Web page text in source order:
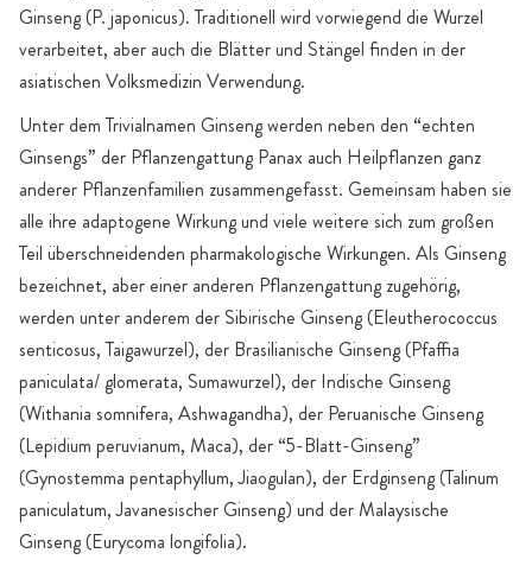
Ginseng (P. japonicus). Traditionell wird vorwiegend die Wurzel
verarbeitet, aber auch die Blätter und Stängel finden in der
asiatischen Volksmedizin Verwendung.
Unter dem Trivialnamen Ginseng werden neben den “echten
Ginsengs” der Pflanzengattung Panax auch Heilpflanzen ganz
anderer Pflanzenfamilien zusammengefasst. Gemeinsam haben sie
alle ihre adaptogene Wirkung und viele weitere sich zum großen
Teil überschneidenden pharmakologische Wirkungen. Als Ginseng
bezeichnet, aber einer anderen Pflanzengattung zugehörig,
werden unter anderem der Sibirische Ginseng (Eleutherococcus
senticosus, Taigawurzel), der Brasilianische Ginseng (Pfaffia
paniculata/ glomerata, Sumawurzel), der Indische Ginseng
(Withania somnifera, Ashwagandha), der Peruanische Ginseng
(Lepidium peruvianum, Maca), der “5-Blatt-Ginseng”
(Gynostemma pentaphyllum, Jiaogulan), der Erdginseng (Talinum
paniculatum, Javanesischer Ginseng) und der Malaysische
Ginseng (Eurycoma longifolia).